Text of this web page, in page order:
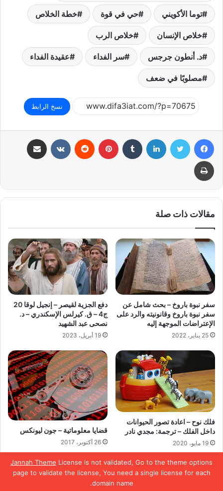
Jannah Theme License is not validated, Go to the theme options
page to validate the license, You need a single license for each
domain name.
توما الأكويني حي في قوة خطة الخلاص
خلاص الإنسان خلاص الرب
د. أنطون جرجس سر الفداء عقيدة الفداء
مصلوبًا في ضعف
نسخ الرابط
فيسبوك تويتر لينكدإن بينتيريست
طباعة
مقالات ذات صلة
سفر نبوة باروخ – بحث شامل عن
سفر نبوة باروخ وقانونيته والرد على
الإعتراضات الموجهة إليه
25 يناير، 2022
دفع الجزية لقيصر – إنجيل لوقا 20
ج4 – ق. كيرلس الإسكندري – د.
نصحى عبد الشهيد
19 أبريل، 2023
فلك نوح – اعادة تصور الحيوانات
داخل الفلك – ترجمة: مجدي نادر
19 مايو، 2020
قضايا معلوماتية – جون ليونكس
26 أكتوبر، 2017